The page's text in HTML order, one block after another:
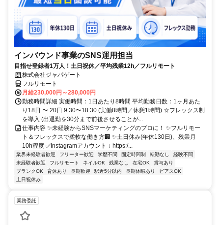
インバウンド事業のSNS運用担当
目指せ登録者1万人！土日祝休／平均残業12h／フルリモート
株式会社ジャパゲート
フルリモート
月給230,000円～280,000円
勤務時間詳細 実働時間：1日あたり8時間 平均勤務日数：1ヶ月あた
り18日 〜 20日 9:30〜18:30 (実働8時間／休憩1時間) ☆フレックス制
を導入 (出退勤を30分まで前後させることが...
仕事内容 ✨未経験からSNSマーケティングのプロに！ ✨フルリモー
ト＆フレックスで柔軟な働き方🏢 ✨土日休み(年休130日)、残業月
10h程度 ✅Instagramアカウント ↓ https:/...
業界未経験者歓迎 フリーター歓迎 学歴不問 固定時間制 転勤なし
経験不問
未経験者歓迎
フルリモート ネイルOK 残業なし 在宅OK
賞与あり
ブランクOK
育休あり 長期歓迎 駅近5分以内 長期休暇あり
ピアスOK
土日祝休み
業務委託